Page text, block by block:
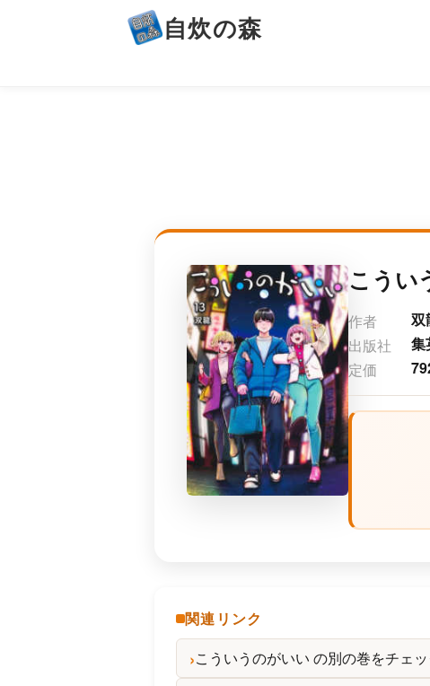
自炊の森
こうい
作者
双
出版社
集
定価
関連リンク
こういうのがいい の別の巻をチェ